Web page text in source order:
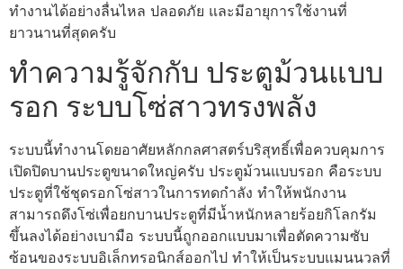
ทำงานได้อย่างลื่นไหล ปลอดภัย และมีอายุการใช้งานที่
ยาวนานที่สุดครับ
ทำความรู้จักกับ ประตูม้วนแบบ
รอก ระบบโซ่สาวทรงพลัง
ระบบนี้ทำงานโดยอาศัยหลักกลศาสตร์บริสุทธิ์เพื่อควบคุมการ
เปิดปิดบานประตูขนาดใหญ่ครับ ประตูม้วนแบบรอก คือระบบ
ประตูที่ใช้ชุดรอกโซ่สาวในการทดกำลัง ทำให้พนักงาน
สามารถดึงโซ่เพื่อยกบานประตูที่มีน้ำหนักหลายร้อยกิโลกรัม
ขึ้นลงได้อย่างเบามือ ระบบนี้ถูกออกแบบมาเพื่อตัดความซับ
ซ้อนของระบบอิเล็กทรอนิกส์ออกไป ทำให้เป็นระบบแมนนวลที่